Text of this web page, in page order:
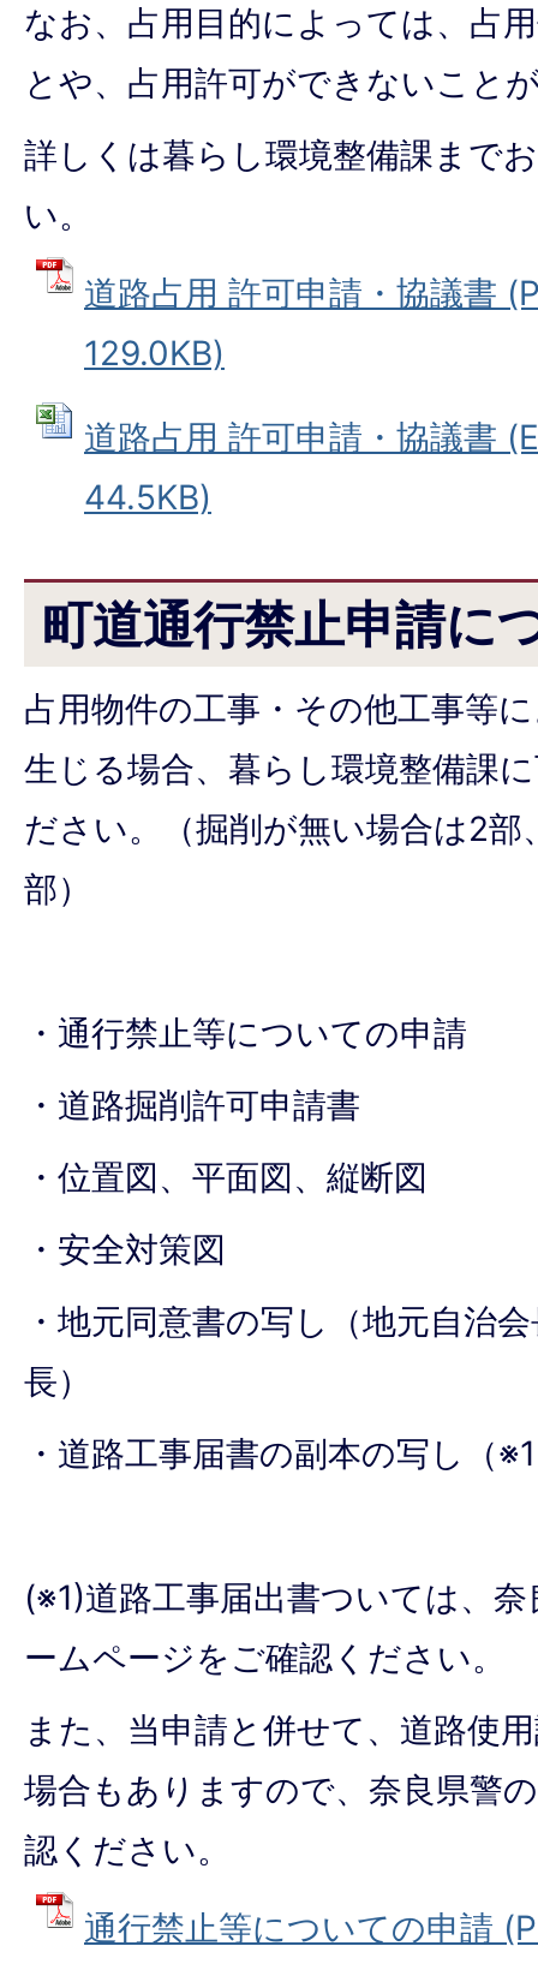
なお、占用目的によっては、占
とや、占用許可ができないこと
詳しくは暮らし環境整備課まで
い。
道路占用 許可申請・協議書
129.0KB)
道路占用 許可申請・協議書
44.5KB)
町道通行禁止申請に
占用物件の工事・その他工事等
生じる場合、暮らし環境整備課
ださい。（掘削が無い場合は2
部）
・通行禁止等についての申請
・道路掘削許可申請書
・位置図、平面図、縦断図
・安全対策図
・地元同意書の写し（地元自治
長）
・道路工事届書の副本の写し（
(※1)道路工事届出書ついては、
ームページをご確認ください。
また、当申請と併せて、道路使
場合もありますので、奈良県警
認ください。
通行禁止等についての申請